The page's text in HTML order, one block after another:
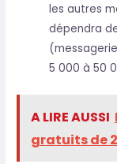
les autres
dépendra
5 000 à 50
A LIRE AUSSI
gratuits de